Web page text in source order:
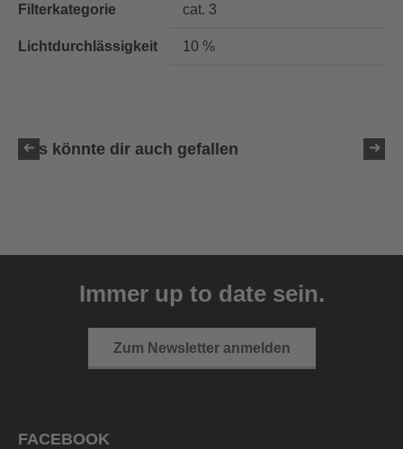
Filterkategorie cat. 3
Lichtdurchlässigkeit 10 %
Das könnte dir auch gefallen
149,95 € UVPImmer up to date sein.
Zum Newsletter anmelden
FACEBOOK